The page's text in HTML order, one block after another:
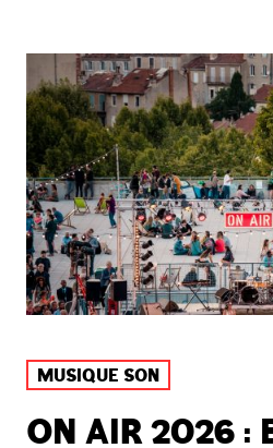
MUSIQUE SON
ON AIR 2026 :